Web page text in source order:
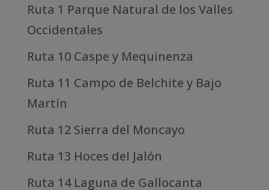
Ruta 1 Parque Natural de los Valles
Occidentales
Ruta 10 Caspe y Mequinenza
Ruta 11 Campo de Belchite y Bajo
Martín
Ruta 12 Sierra del Moncayo
Ruta 13 Hoces del Jalón
Ruta 14 Laguna de Gallocanta